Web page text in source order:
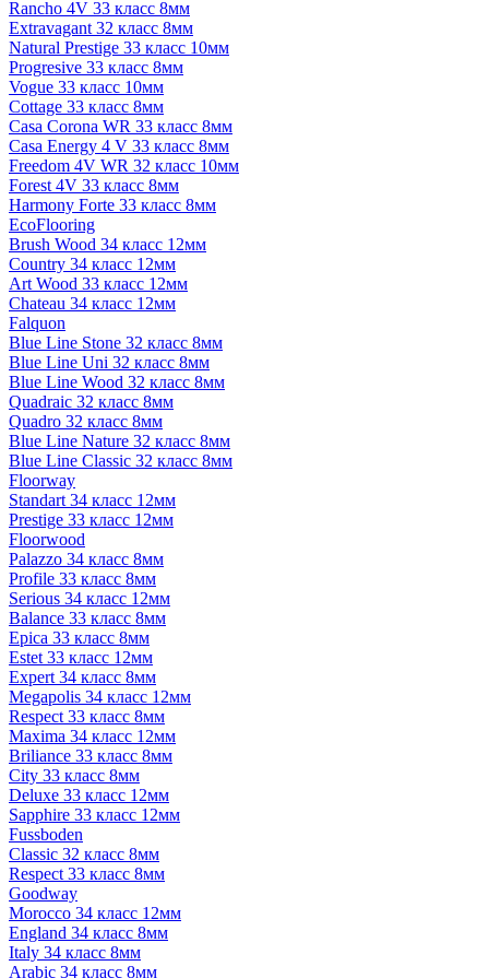
Rancho 4V 33 класс 8мм
Extravagant 32 класс 8мм
Natural Prestige 33 класс 10мм
Progresive 33 класс 8мм
Vogue 33 класс 10мм
Cottage 33 класс 8мм
Casa Corona WR 33 класс 8мм
Casa Energy 4 V 33 класс 8мм
Freedom 4V WR 32 класс 10мм
Forest 4V 33 класс 8мм
Harmony Forte 33 класс 8мм
EcoFlooring
Brush Wood 34 класс 12мм
Country 34 класс 12мм
Art Wood 33 класс 12мм
Chateau 34 класс 12мм
Falquon
Blue Line Stone 32 класс 8мм
Blue Line Uni 32 класс 8мм
Blue Line Wood 32 класс 8мм
Quadraic 32 класс 8мм
Quadro 32 класс 8мм
Blue Line Nature 32 класс 8мм
Blue Line Classic 32 класс 8мм
Floorway
Standart 34 класс 12мм
Prestige 33 класс 12мм
Floorwood
Palazzo 34 класс 8мм
Profile 33 класс 8мм
Serious 34 класс 12мм
Balance 33 класс 8мм
Epica 33 класс 8мм
Estet 33 класс 12мм
Expert 34 класс 8мм
Megapolis 34 класс 12мм
Respect 33 класс 8мм
Maxima 34 класс 12мм
Briliance 33 класс 8мм
City 33 класс 8мм
Deluxe 33 класс 12мм
Sapphire 33 класс 12мм
Fussboden
Classic 32 класс 8мм
Respect 33 класс 8мм
Goodway
Morocco 34 класс 12мм
England 34 класс 8мм
Italy 34 класс 8мм
Arabic 34 класс 8мм